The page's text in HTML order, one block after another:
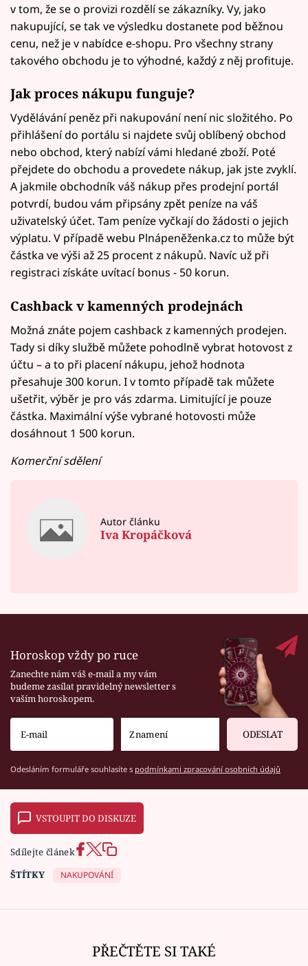
v tom, že se o provizi rozdělí se zákazníky. Vy, jako
nakupující, se tak ve výsledku dostanete pod běžnou
cenu, než je v nabídce e-shopu. Pro všechny strany
takového obchodu je to výhodné, každý z něj profituje.
Jak proces nákupu funguje?
Vydělávání peněz při nakupování není nic složitého. Po
přihlášení do portálu si najdete svůj oblíbený obchod
nebo obchod, který nabízí vámi hledané zboží. Poté
přejdete do obchodu a provedete nákup, jak jste zvyklí.
A jakmile obchodník váš nákup přes prodejní portál
potvrdí, budou vám připsány zpět peníze na váš
uživatelský účet. Tam peníze vyčkají do žádosti o jejich
výplatu. V případě webu Plnápeněženka.cz to může být
částka ve výši až 25 procent z nákupů. Navíc už při
registraci získáte uvítací bonus - 50 korun.
Cashback v kamenných prodejnách
Možná znáte pojem cashback z kamenných prodejen.
Tady si díky službě můžete pohodlně vybrat hotovost z
účtu – a to při placení nákupu, jehož hodnota
přesahuje 300 korun. I v tomto případě tak můžete
ušetřit, výběr je pro vás zdarma. Limitující je pouze
částka. Maximální výše vybrané hotovosti může
dosáhnout 1 500 korun.
Komerční sdělení
Autor článku
Iva Kropáčková
Horoskop vždy po ruce
Zanechte nám váš e-mail a my vám
budeme zasílat pravidelný newsletter s
vaším horoskopem.
ODESLAT
Odesláním formuláře souhlasíte s podmínkami zpracování osobních údajů
VSTOUPIT DO DISKUZE
Sdílejte článek
ŠTÍTKY
NAKUPOVÁNÍ
PŘEČTĚTE SI TAKÉ